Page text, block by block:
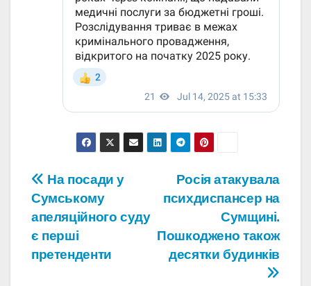
Навігація
записів
Росія атакувала
психдиспансер на
Сумщині.
Пошкоджено також
десятки будинків
На посади у
Сумському
апеляційного суду
є перші
претенденти